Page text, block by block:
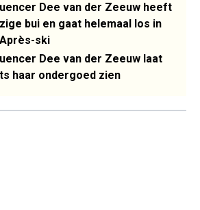
Dee van der Zeeuw heeft
bui en gaat helemaal los in
ski
Dee van der Zeeuw laat
haar ondergoed zien